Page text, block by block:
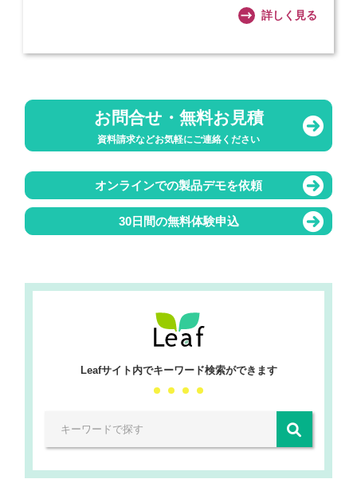
詳しく見る
お問合せ・無料お見積
資料請求などお気軽にご連絡ください
オンラインでの製品デモを依頼
30日間の無料体験申込
Leafサイト内でキーワード検索ができます